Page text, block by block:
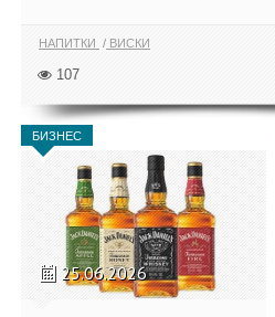
НАПИТКИ ВИСКИ
107
БИЗНЕС
25.06.2026